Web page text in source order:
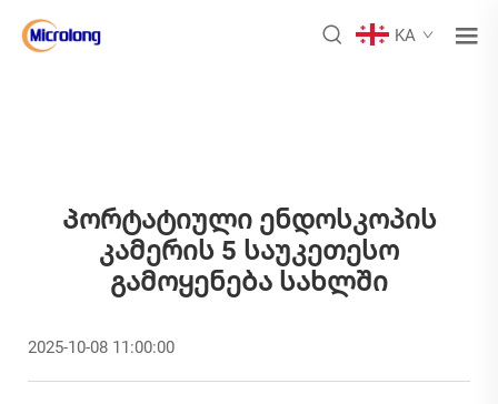
KA
Პორტატიული Ენდოსკოპის
Კამერის 5 Საუკეთესო
Გამოყენება Სახლში
2025-10-08 11:00:00